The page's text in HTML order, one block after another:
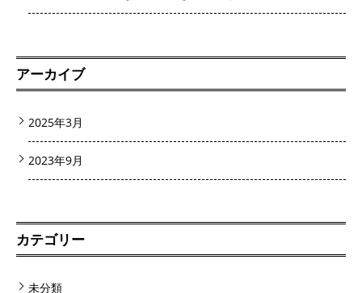
アーカイブ
2025年3月
2023年9月
カテゴリー
未分類